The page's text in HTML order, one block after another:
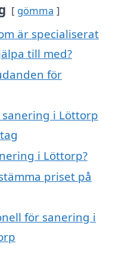
gömma
är specialiserat
till med?
för
i Löttorp
i Löttorp?
priset på
för sanering i